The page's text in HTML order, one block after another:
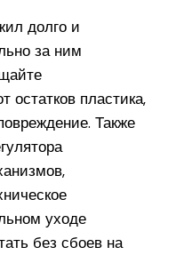
долго и
за ним
остатков пластика,
Также
уходе
без сбоев на